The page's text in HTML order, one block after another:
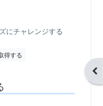
ブ
にチャレンジする
得する